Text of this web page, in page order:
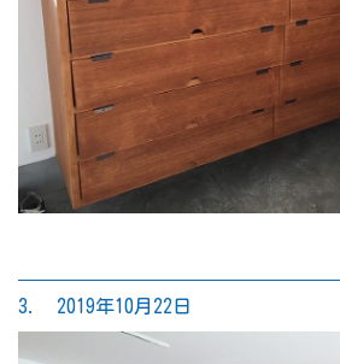
3. 2019年10月22日